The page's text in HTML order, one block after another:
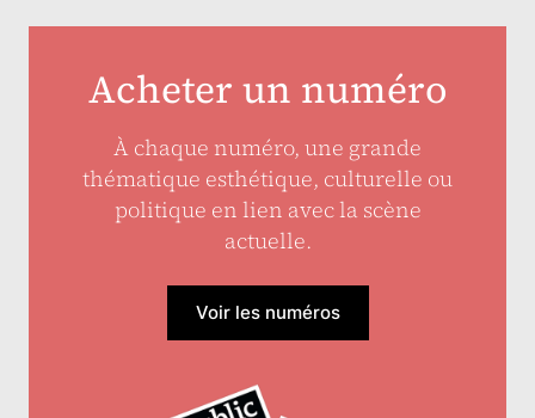
Acheter un numéro
À chaque numéro, une grande
thématique esthétique, culturelle ou
politique en lien avec la scène
actuelle.
Voir les numéros